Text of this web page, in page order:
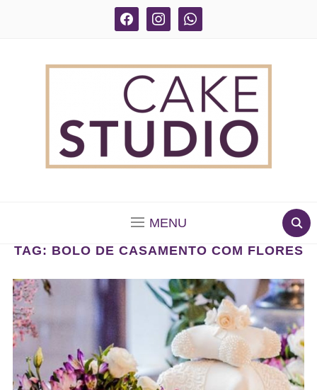
facebook instagram whatsapp
MENU
TAG: BOLO DE CASAMENTO COM FLORES